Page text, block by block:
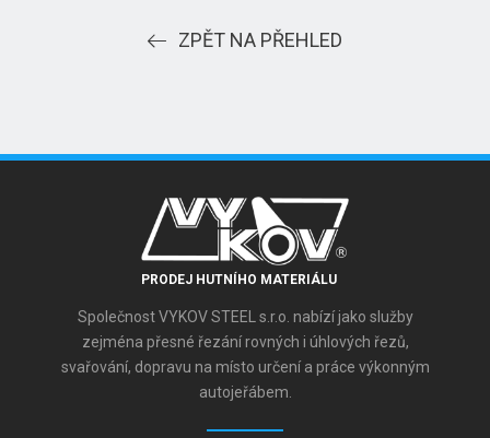
ZPĚT NA PŘEHLED
PRODEJ HUTNÍHO MATERIÁLU
Společnost VYKOV STEEL s.r.o. nabízí jako služby
zejména přesné řezání rovných i úhlových řezů,
svařování, dopravu na místo určení a práce výkonným
autojeřábem.